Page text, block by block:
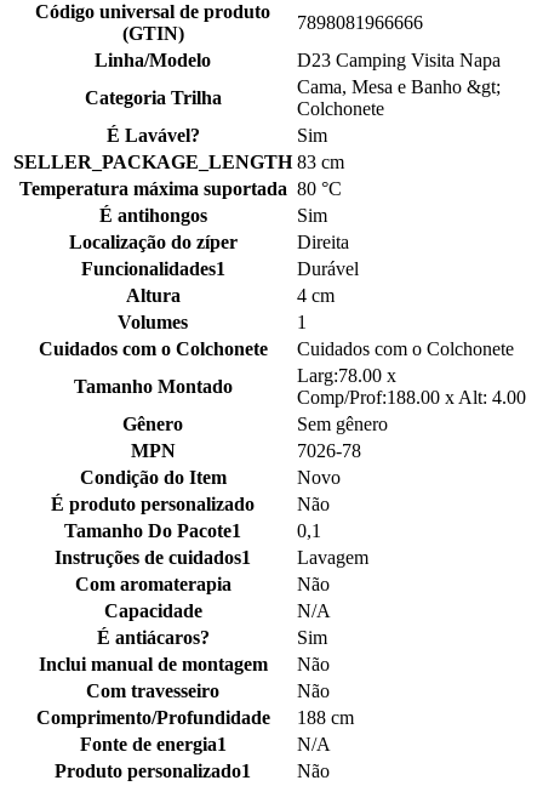
Código universal de produto
(GTIN)
7898081966666
Linha/Modelo
D23 Camping Visita Napa
Categoria Trilha
Cama, Mesa e Banho &gt;
Colchonete
É Lavável?
Sim
SELLER_PACKAGE_LENGTH 83 cm
Temperatura máxima suportada 80 °C
É antihongos
Sim
Localização do zíper
Direita
Funcionalidades1
Durável
Altura
4 cm
Volumes
1
Cuidados com o Colchonete
Cuidados com o Colchonete
Tamanho Montado
Larg:78.00 x
Comp/Prof:188.00 x Alt: 4.00
Gênero
Sem gênero
MPN
7026-78
Condição do Item
Novo
É produto personalizado
Não
Tamanho Do Pacote1
0,1
Instruções de cuidados1
Lavagem
Com aromaterapia
Não
Capacidade
N/A
É antiácaros?
Sim
Inclui manual de montagem
Não
Com travesseiro
Não
Comprimento/Profundidade
188 cm
Fonte de energia1
N/A
Produto personalizado1
Não